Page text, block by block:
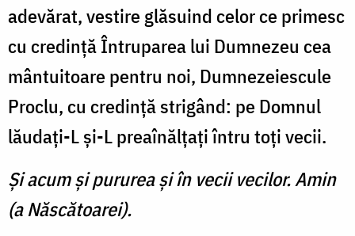
adevărat, vestire glăsuind celor ce primesc
cu credinţă Întruparea lui Dumnezeu cea
mântuitoare pentru noi, Dumnezeiescule
Proclu, cu credinţă strigând: pe Domnul
lăudaţi-L şi-L preaînălţaţi întru toţi vecii.
Şi acum şi pururea şi în vecii vecilor. Amin
(a Născătoarei).